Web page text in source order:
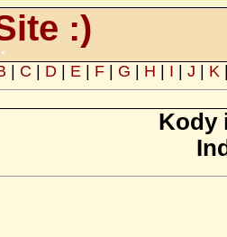
:)
C D E F G H I J K
Kody